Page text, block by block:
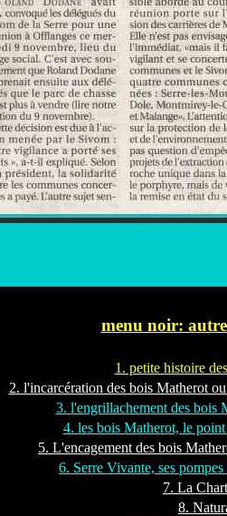
menu noir:
1. petite histoire
2. l'incarcération des bois Matherot
3. l'engrillachement des bois
4. les bois Matherot, le
5. L'encagement des bois
6. Serre Vivante, ses
7. La
8.